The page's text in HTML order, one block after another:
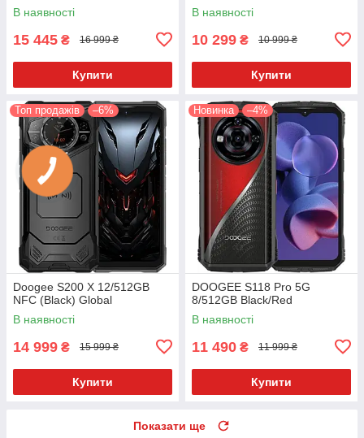
В наявності
15 445 ₴ 16 999 ₴
Купити
В наявності
10 299 ₴ 10 999 ₴
Купити
Топ продажів –6%
Doogee S200 X 12/512GB
NFC (Black) Global
В наявності
14 999 ₴ 15 999 ₴
Купити
Новинка –4%
DOOGEE S118 Pro 5G
8/512GB Black/Red
В наявності
11 490 ₴ 11 999 ₴
Купити
Показати ще